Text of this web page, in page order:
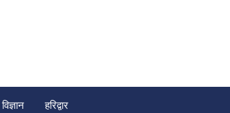
विज्ञान हरिद्वार